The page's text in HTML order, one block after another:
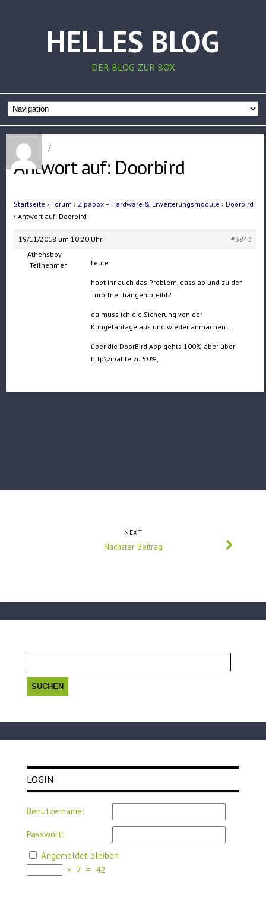
HELLES BLOG
DER BLOG ZUR BOX
Home / /
Antwort auf: Doorbird
Startseite › Forum › Zipabox – Hardware & Erweiterungsmodule › Doorbird
› Antwort auf: Doorbird
19/11/2018 um 10:20 Uhr
#3843
Athensboy
Teilnehmer
Leute
habt ihr auch das Problem, dass ab und zu der
Türöffner hängen bleibt?
da muss ich die Sicherung von der
Klingelanlage aus und wieder anmachen .
über die DoorBird App gehts 100% aber über
http\zipatile zu 50%,
NEXT
Nächster Beitrag
nach:
LOGIN
Benutzername:
Passwort:
Angemeldet bleiben
× 7 = 42